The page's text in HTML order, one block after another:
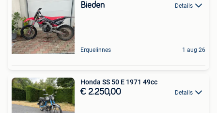
Bieden Details
Erquelinnes 1 aug 26
Honda SS 50 E 1971 49cc
€ 2.250,00 Details